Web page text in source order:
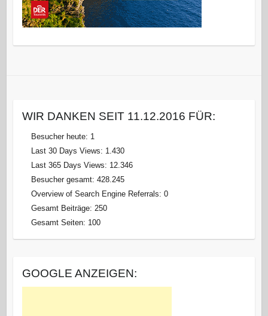
WIR DANKEN SEIT 11.12.2016 FÜR:
Besucher heute: 1
Last 30 Days Views: 1.430
Last 365 Days Views: 12.346
Besucher gesamt: 428.245
Overview of Search Engine Referrals: 0
Gesamt Beiträge: 250
Gesamt Seiten: 100
GOOGLE ANZEIGEN: